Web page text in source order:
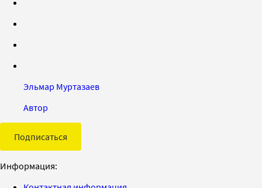
Эльмар Муртазаев
Автор
Подписаться
Информация: